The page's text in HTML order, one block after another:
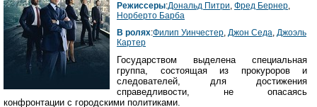
Режиссеры:Дональд Питри, Фред Бернер,
Норберто Барба
В ролях:Филип Уинчестер, Джон Седа, Джоэль
Картер
Государством выделена специальная
группа, состоящая из прокуроров и
следователей, для достижения
справедливости, не опасаясь
конфронтации с городскими политиками.